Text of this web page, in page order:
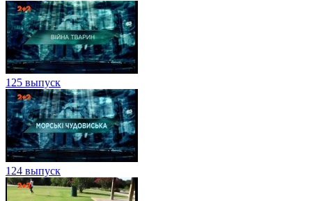
125 выпуск
124 выпуск